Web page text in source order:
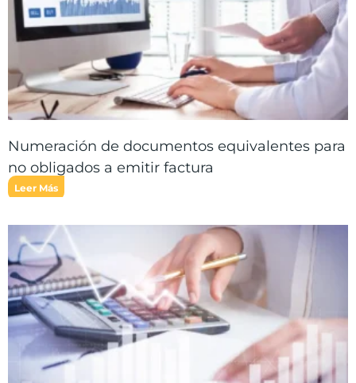
Numeración de documentos equivalentes para
no obligados a emitir factura
Leer Más